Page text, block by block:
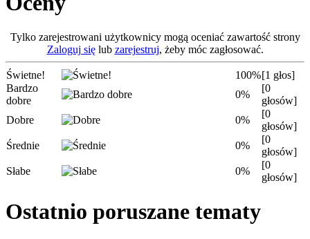
Tylko zarejestrowani użytkownicy mogą oceniać zawartość strony
Zaloguj sięlub zarejestruj, żeby móc zagłosować.
Świetne! 100%[1 głos]
Bardzo
dobre
0%
[0
głosów]
Dobre
0%
[0
głosów]
Średnie
0%
[0
głosów]
Słabe
0%
[0
głosów]
Ostatnio poruszane tematy